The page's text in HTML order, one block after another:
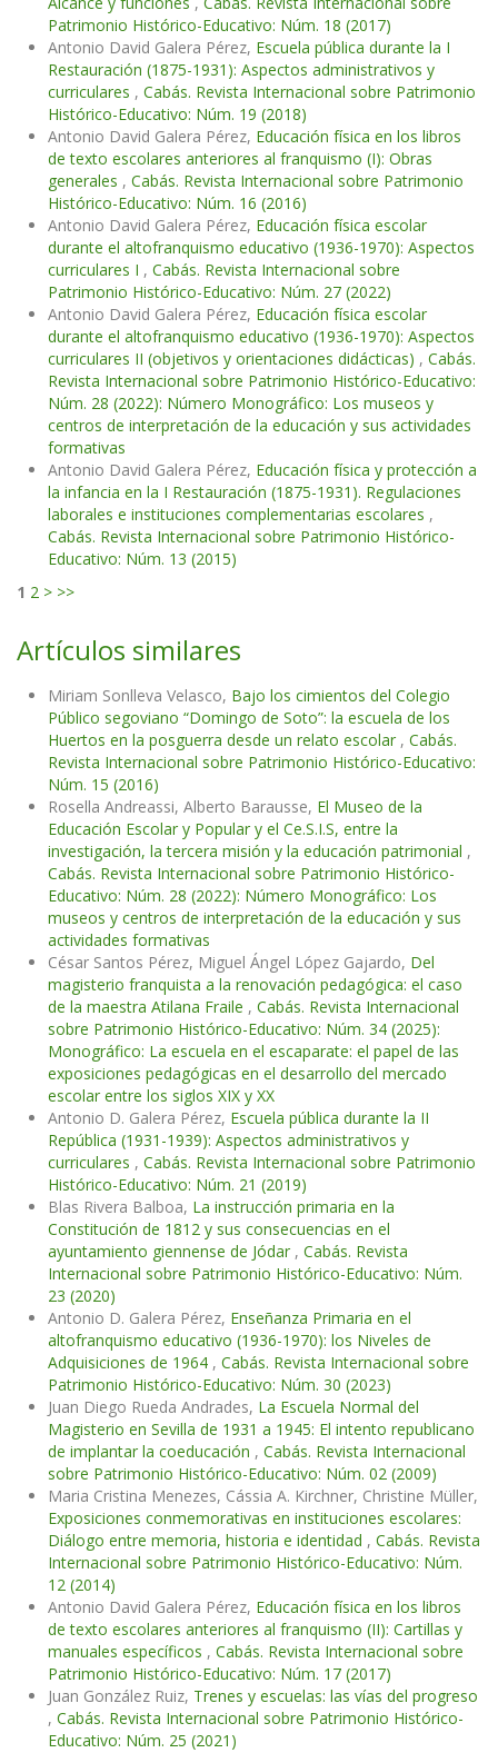
Patrimonio Histórico-Educativo: Núm. 18 (2017)
Antonio David Galera Pérez, Escuela pública durante la I
Restauración (1875-1931): Aspectos administrativos y
curriculares , Cabás. Revista Internacional sobre Patrimonio
Histórico-Educativo: Núm. 19 (2018)
Antonio David Galera Pérez, Educación física en los libros
de texto escolares anteriores al franquismo (I): Obras
generales , Cabás. Revista Internacional sobre Patrimonio
Histórico-Educativo: Núm. 16 (2016)
Antonio David Galera Pérez, Educación física escolar
durante el altofranquismo educativo (1936-1970): Aspectos
curriculares I , Cabás. Revista Internacional sobre
Patrimonio Histórico-Educativo: Núm. 27 (2022)
Antonio David Galera Pérez, Educación física escolar
durante el altofranquismo educativo (1936-1970): Aspectos
curriculares II (objetivos y orientaciones didácticas) , Cabás.
Revista Internacional sobre Patrimonio Histórico-Educativo:
Núm. 28 (2022): Número Monográfico: Los museos y
centros de interpretación de la educación y sus actividades
formativas
Antonio David Galera Pérez, Educación física y protección a
la infancia en la I Restauración (1875-1931). Regulaciones
laborales e instituciones complementarias escolares ,
Cabás. Revista Internacional sobre Patrimonio Histórico-
Educativo: Núm. 13 (2015)
1 2 > >>
Artículos similares
Miriam Sonlleva Velasco, Bajo los cimientos del Colegio
Público segoviano “Domingo de Soto”: la escuela de los
Huertos en la posguerra desde un relato escolar , Cabás.
Revista Internacional sobre Patrimonio Histórico-Educativo:
Núm. 15 (2016)
Rosella Andreassi, Alberto Barausse, El Museo de la
Educación Escolar y Popular y el Ce.S.I.S, entre la
investigación, la tercera misión y la educación patrimonial ,
Cabás. Revista Internacional sobre Patrimonio Histórico-
Educativo: Núm. 28 (2022): Número Monográfico: Los
museos y centros de interpretación de la educación y sus
actividades formativas
César Santos Pérez, Miguel Ángel López Gajardo, Del
magisterio franquista a la renovación pedagógica: el caso
de la maestra Atilana Fraile , Cabás. Revista Internacional
sobre Patrimonio Histórico-Educativo: Núm. 34 (2025):
Monográfico: La escuela en el escaparate: el papel de las
exposiciones pedagógicas en el desarrollo del mercado
escolar entre los siglos XIX y XX
Antonio D. Galera Pérez, Escuela pública durante la II
República (1931-1939): Aspectos administrativos y
curriculares , Cabás. Revista Internacional sobre Patrimonio
Histórico-Educativo: Núm. 21 (2019)
Blas Rivera Balboa, La instrucción primaria en la
Constitución de 1812 y sus consecuencias en el
ayuntamiento giennense de Jódar , Cabás. Revista
Internacional sobre Patrimonio Histórico-Educativo: Núm.
23 (2020)
Antonio D. Galera Pérez, Enseñanza Primaria en el
altofranquismo educativo (1936-1970): los Niveles de
Adquisiciones de 1964 , Cabás. Revista Internacional sobre
Patrimonio Histórico-Educativo: Núm. 30 (2023)
Juan Diego Rueda Andrades, La Escuela Normal del
Magisterio en Sevilla de 1931 a 1945: El intento republicano
de implantar la coeducación , Cabás. Revista Internacional
sobre Patrimonio Histórico-Educativo: Núm. 02 (2009)
Maria Cristina Menezes, Cássia A. Kirchner, Christine Müller,
Exposiciones conmemorativas en instituciones escolares:
Diálogo entre memoria, historia e identidad , Cabás. Revista
Internacional sobre Patrimonio Histórico-Educativo: Núm.
12 (2014)
Antonio David Galera Pérez, Educación física en los libros
de texto escolares anteriores al franquismo (II): Cartillas y
manuales específicos , Cabás. Revista Internacional sobre
Patrimonio Histórico-Educativo: Núm. 17 (2017)
Juan González Ruiz, Trenes y escuelas: las vías del progreso
, Cabás. Revista Internacional sobre Patrimonio Histórico-
Educativo: Núm. 25 (2021)